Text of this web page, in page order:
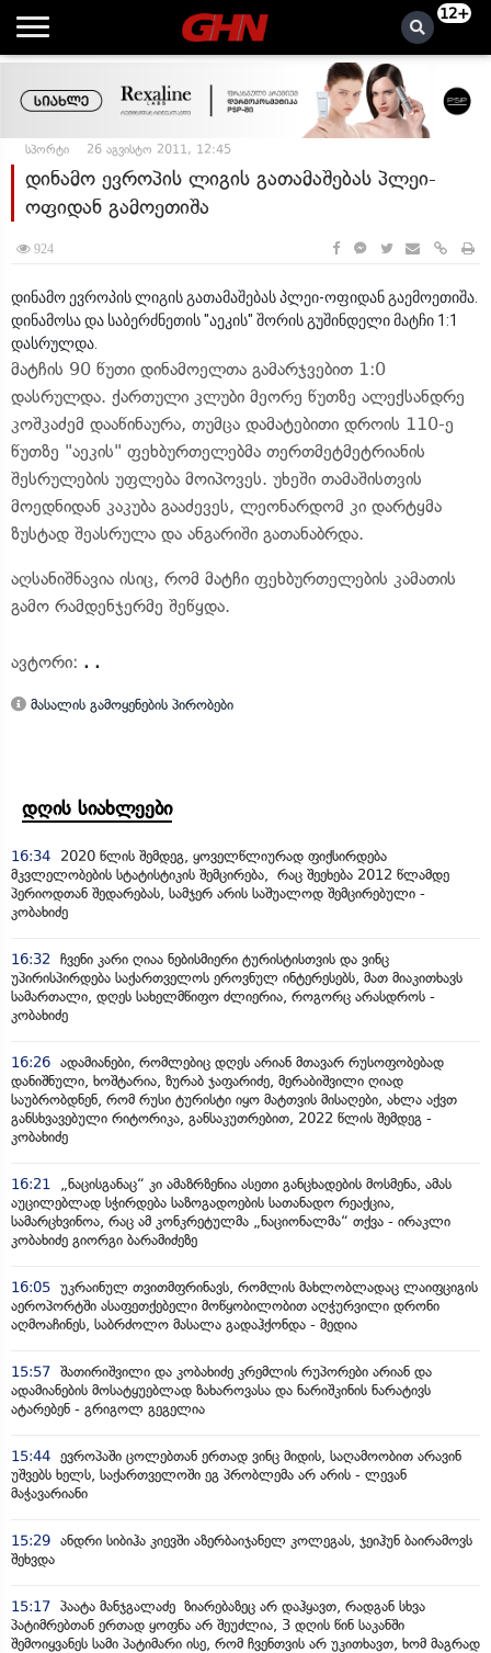
12+
სპორტი 26 აგვისტო 2011, 12:45
დინამო ევროპის ლიგის გათამაშებას პლეი-
ოფიდან გამოეთიშა
924
დინამო ევროპის ლიგის გათამაშებას პლეი-ოფიდან გაემოეთიშა.
დინამოსა და საბერძნეთის "აეკის" შორის გუშინდელი მატჩი 1:1
დასრულდა.
მატჩის 90 წუთი დინამოელთა გამარჯვებით 1:0
დასრულდა. ქართული კლუბი მეორე წუთზე ალექსანდრე
კოშკაძემ დააწინაურა, თუმცა დამატებითი დროის 110-ე
წუთზე "აეკის" ფეხბურთელებმა თერთმეტმეტრიანის
შესრულების უფლება მოიპოვეს. უხეში თამაშისთვის
მოედნიდან კაკუბა გააძევეს, ლეონარდომ კი დარტყმა
ზუსტად შეასრულა და ანგარიში გათანაბრდა.
აღსანიშნავია ისიც, რომ მატჩი ფეხბურთელების კამათის
გამო რამდენჯერმე შეწყდა.
ავტორი: . .
მასალის გამოყენების პირობები
დღის სიახლეები
16:34
2020 წლის შემდეგ, ყოველწლიურად ფიქსირდება
მკვლელობების სტატისტიკის შემცირება, რაც შეეხება 2012 წლამდე
პერიოდთან შედარებას, სამჯერ არის საშუალოდ შემცირებული -
კობახიძე
16:32 ჩვენი კარი ღიაა ნებისმიერი ტურისტისთვის და ვინც
უპირისპირდება საქართველოს ეროვნულ ინტერესებს, მათ მიაკითხავს
სამართალი, დღეს სახელმწიფო ძლიერია, როგორც არასდროს -
კობახიძე
16:26 ადამიანები, რომლებიც დღეს არიან მთავარ რუსოფობებად
დანიშნული, ხოშტარია, ზურაბ ჯაფარიძე, მერაბიშვილი ღიად
საუბრობდნენ, რომ რუსი ტურისტი იყო მატთვის მისაღები, ახლა აქვთ
განსხვავებული რიტორიკა, განსაკუთრებით, 2022 წლის შემდეგ -
კობახიძე
16:21
„ნაცისგანაც“ კი ამაზრზენია ასეთი განცხადების მოსმენა, ამას
აუცილებლად სჭირდება საზოგადოების სათანადო რეაქცია,
სამარცხვინოა, რაც ამ კონკრეტულმა „ნაციონალმა“ თქვა - ირაკლი
კობახიძე გიორგი ბარამიძეზე
16:05 უკრაინულ თვითმფრინავს, რომლის მახლობლადაც ლაიფციგის
აეროპორტში ასაფეთქებელი მოწყობილობით აღჭურვილი დრონი
აღმოაჩინეს, საბრძოლო მასალა გადაჰქონდა - მედია
15:57 შათირიშვილი და კობახიძე კრემლის რუპორები არიან და
ადამიანების მოსატყუებლად ზახაროვასა და ნარიშკინის ნარატივს
ატარებენ - გრიგოლ გეგელია
15:44 ევროპაში ცოლებთან ერთად ვინც მიდის, საღამოობით არავინ
უშვებს ხელს, საქართველოში ეგ პრობლემა არ არის - ლევან
მაჭავარიანი
15:29 ანდრი სიბიჰა კიევში აზერბაიჯანელ კოლეგას, ჯეიჰუნ ბაირამოვს
შეხვდა
15:17 პაატა მანჯგალაძე ზიარებაზეც არ დაჰყავთ, რადგან სხვა
პატიმრებთან ერთად ყოფნა არ შეუძლია, 3 დღის წინ საკანში
შემოიყვანეს სამი პატიმარი ისე, რომ ჩვენთვის არ უკითხავთ, ხომ მაგრად